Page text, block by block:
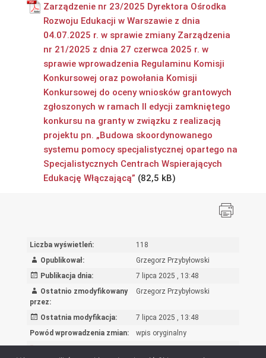
Zarządzenie nr 23/2025 Dyrektora Ośrodka
Rozwoju Edukacji w Warszawie z dnia
04.07.2025 r. w sprawie zmiany Zarządzenia
nr 21/2025 z dnia 27 czerwca 2025 r. w
sprawie wprowadzenia Regulaminu Komisji
Konkursowej oraz powołania Komisji
Konkursowej do oceny wniosków grantowych
zgłoszonych w ramach II edycji zamkniętego
konkursu na granty w związku z realizacją
projektu pn. „Budowa skoordynowanego
systemu pomocy specjalistycznej opartego na
Specjalistycznych Centrach Wspierających
Edukację Włączającą”
Liczba wyświetleń:
118
Opublikował:
Grzegorz Przybyłowski
Publikacja dnia:
7 lipca 2025 , 13:48
Ostatnio zmodyfikowany
przez:
Grzegorz Przybyłowski
Ostatnia modyfikacja:
7 lipca 2025 , 13:48
Powód wprowadzenia zmian:
wpis oryginalny